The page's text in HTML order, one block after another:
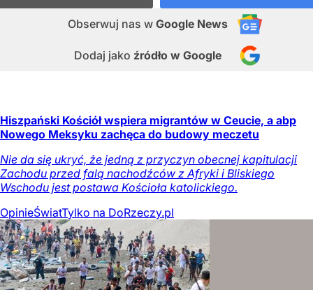
Obserwuj nas w Google News
Dodaj jako źródło w Google
Hiszpański Kościół wspiera migrantów w Ceucie, a abp
Nowego Meksyku zachęca do budowy meczetu
Nie da się ukryć, że jedną z przyczyn obecnej kapitulacji
Zachodu przed falą nachodźców z Afryki i Bliskiego
Wschodu jest postawa Kościoła katolickiego.
OpinieŚwiatTylko na DoRzeczy.pl